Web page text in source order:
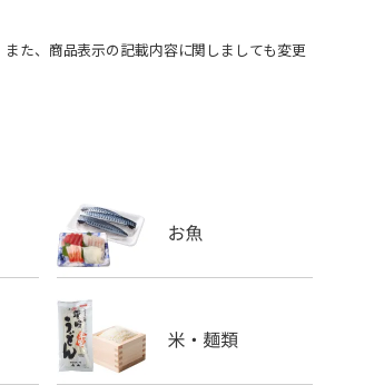
た、商品表示の記載内容に関しましても変更